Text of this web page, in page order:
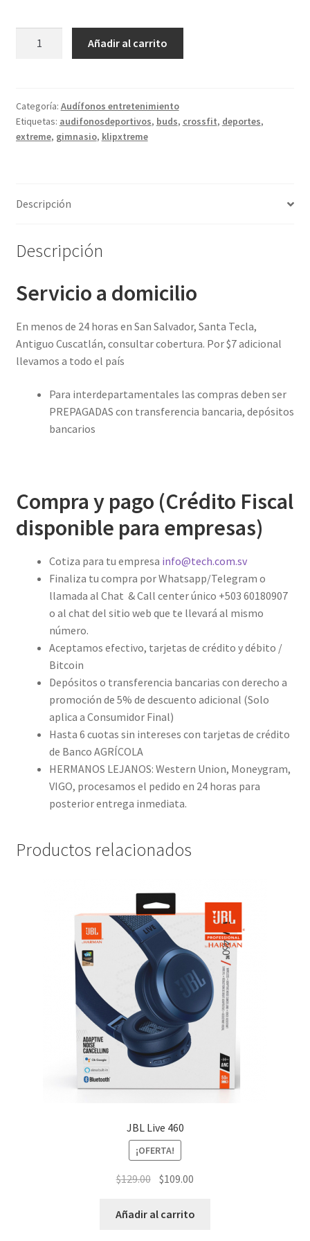
500
deportivos
cantidad
Añadir al carrito
Categoría: Audífonos entretenimiento
Etiquetas: audifonosdeportivos, buds, crossfit, deportes,
extreme, gimnasio, klipxtreme
Descripción
Descripción
Servicio a domicilio
En menos de 24 horas en San Salvador, Santa Tecla,
Antiguo Cuscatlán, consultar cobertura. Por $7 adicional
llevamos a todo el país
Para interdepartamentales las compras deben ser
PREPAGADAS con transferencia bancaria, depósitos
bancarios
Compra y pago (Crédito Fiscal
disponible para empresas)
Cotiza para tu empresa info@tech.com.sv
Finaliza tu compra por Whatsapp/Telegram o
llamada al Chat & Call center único +503 60180907
o al chat del sitio web que te llevará al mismo
número.
Aceptamos efectivo, tarjetas de crédito y débito /
Bitcoin
Depósitos o transferencia bancarias con derecho a
promoción de 5% de descuento adicional (Solo
aplica a Consumidor Final)
Hasta 6 cuotas sin intereses con tarjetas de crédito
de Banco AGRÍCOLA
HERMANOS LEJANOS: Western Union, Moneygram,
VIGO, procesamos el pedido en 24 horas para
posterior entrega inmediata.
Productos relacionados
JBL Live 460
¡OFERTA!
$129.00 El
original
$109.00
actual
Añadir al carrito